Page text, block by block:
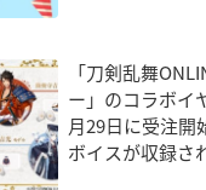
「刀剣乱舞
ー」のコラボイ
月29日に受注開
ボイスが収録さ